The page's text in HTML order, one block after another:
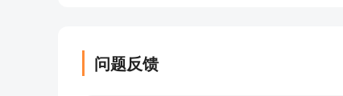
问题反馈